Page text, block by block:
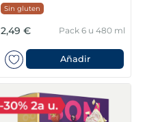
Sin gluten
2,49 € Pack 6 u 480 ml
Añadir